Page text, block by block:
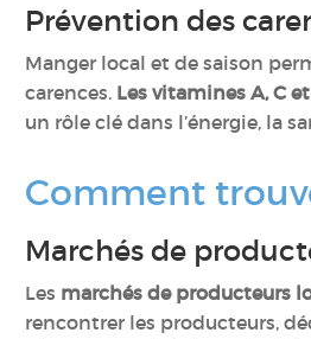
Prévention des
Manger local et de saison
carences. Les vitamines A, C
un rôle clé dans l’énergie, la
Comment
Marchés de
Les marchés de producteurs
rencontrer les producteurs,